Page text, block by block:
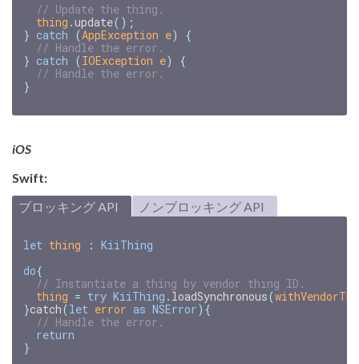
// Update the thing.
thing .update();
} catch (AppException e)
{
// Handle the error.
} catch (IOException e)
{
// Handle the error.
}
iOS
Swift:
ブロッキング API
ノンブロッキング API
let thing : KiiThing
do{
// Instantiate a thing by vendor thing ID.
thing = try KiiThing . loadSynchronous(
}catch(let error as NSError){
// Handle the error.
return
}